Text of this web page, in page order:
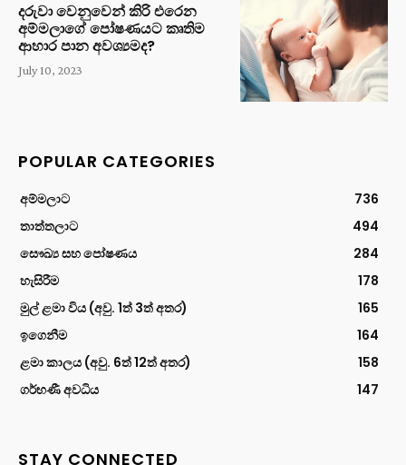
දරුවා වෙනුවෙන් කිරි එරෙන
අම්මලාගේ පෝෂණයට කෘතිම
ආහාර පාන අවශ්‍යමද?
July 10, 2023
POPULAR CATEGORIES
අම්මලාට
736
තාත්තලාට
494
සෞඛ්‍ය සහ පෝෂණය
284
හැසිරීම
178
මුල් ළමා විය (අවු. 1ත් 3ත් අතර)
165
ඉගෙනීම
164
ළමා කාලය (අවු. 6ත් 12ත් අතර)
158
ගර්භණී අවධිය
147
STAY CONNECTED